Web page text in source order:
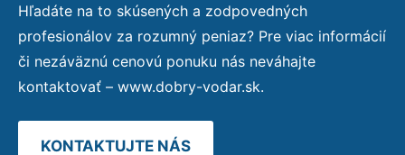
Hľadáte na to skúsených a zodpovedných
profesionálov za rozumný peniaz? Pre viac informácií
či nezáväznú cenovú ponuku nás neváhajte
kontaktovať – www.dobry-vodar.sk.
KONTAKTUJTE NÁS